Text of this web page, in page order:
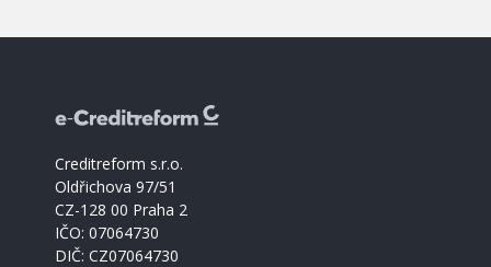
Creditreform s.r.o.
Oldřichova 97/51
CZ-128 00 Praha 2
IČO: 07064730
DIČ: CZ07064730